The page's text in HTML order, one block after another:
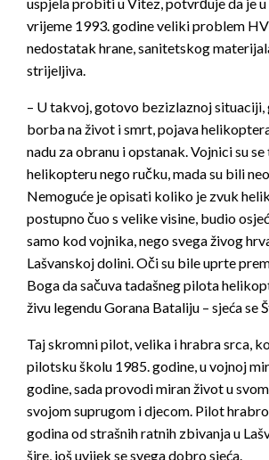
vrijeme 1993. godine veliki problem
nedostatak hrane, sanitetskog
strijeljiva.
– U takvoj, gotovo bezizlaznoj situaciji,
borba na život i smrt, pojava
nadu za obranu i opstanak. Vojnici su
helikopteru nego ručku, mada su bili
Nemoguće je opisati koliko je zvuk
postupno čuo s velike visine, budio
samo kod vojnika, nego svega živog
Lašvanskoj dolini. Oči su bile uprte
Boga da sačuva tadašneg pilota
živu legendu Gorana Bataliju – sjeća se
Taj skromni pilot, velika i hrabra srca,
pilotsku školu 1985. godine, u vojnoj
godine, sada provodi miran život u
svojom suprugom i djecom. Pilot
godina od strašnih ratnih zbivanja u
šire, još uvijek se svega dobro sjeća.